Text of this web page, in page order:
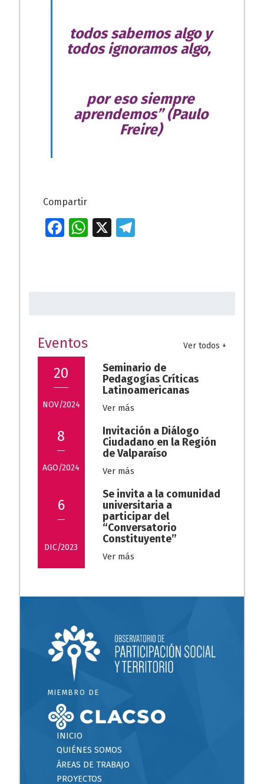
todos sabemos algo y
todos ignoramos algo,
por eso siempre
aprendemos”(Paulo
Freire)
Compartir
Fa W
p
X
T
Eventos Ver todos +
20
NOV/2024
Seminario de
Pedagogías Críticas
Latinoamericanas
Ver más
8
AGO/2024
Invitación a Diálogo
Ciudadano en la Región
de Valparaíso
Ver más
6
DIC/2023
Se invita a la comunidad
universitaria a
participar del
“Conversatorio
Constituyente”
Ver más
MIEMBRO DE
INICIO
QUIÉNES SOMOS
ÁREAS DE TRABAJO
PROYECTOS